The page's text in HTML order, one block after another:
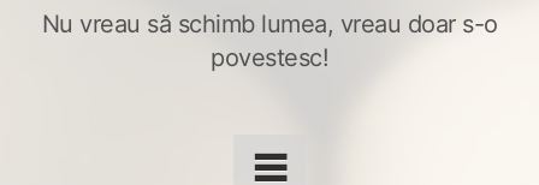
Nu vreau să schimb lumea, vreau doar s-o
povestesc!